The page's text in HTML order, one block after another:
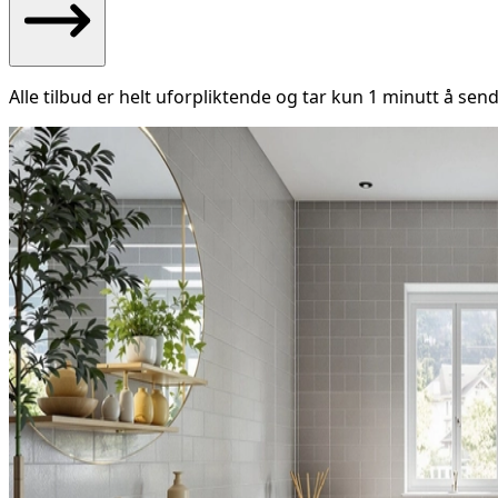
Alle tilbud er helt uforpliktende og tar kun 1 minutt å